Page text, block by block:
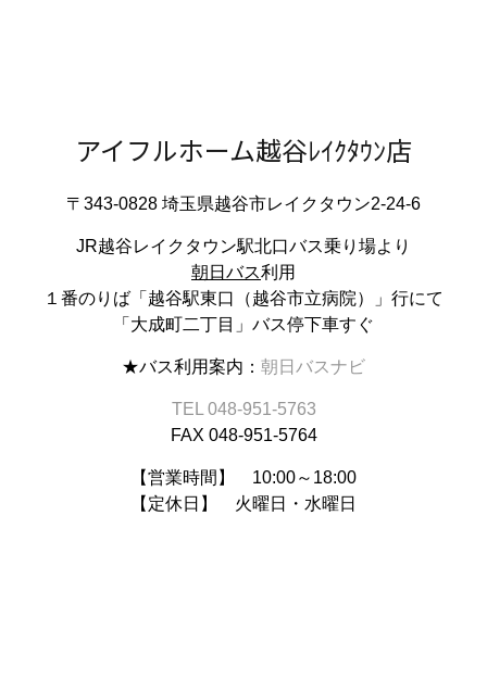
アイフルホーム越谷ﾚｲｸﾀｳﾝ店
〒343-0828 埼玉県越谷市レイクタウン2-24-6
JR越谷レイクタウン駅北口バス乗り場より
朝日バス利用
１番のりば「越谷駅東口（越谷市立病院）」行にて
「大成町二丁目」バス停下車すぐ
★バス利用案内： 朝日バスナビ
TEL 048-951-5763
FAX 048-951-5764
【営業時間】 10:00～18:00
【定休日】 火曜日・水曜日